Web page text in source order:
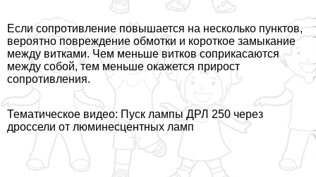
Если сопротивление повышается на несколько пунктов,
вероятно повреждение обмотки и короткое замыкание
между витками. Чем меньше витков соприкасаются
между собой, тем меньше окажется прирост
сопротивления.
Тематическое видео: Пуск лампы ДРЛ 250 через
дроссели от люминесцентных ламп